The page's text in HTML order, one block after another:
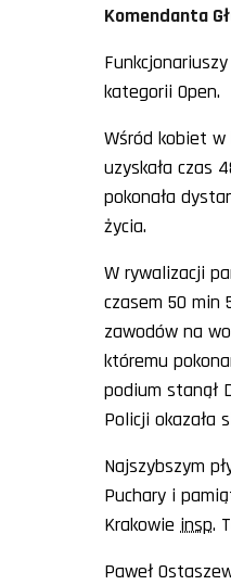
Komendanta
kategorii Open.
Wśród kobiet
uzyskała czas
pokonała
życia.
W rywalizacji
czasem 50 min
zawodów na
któremu
podium stanął
Policji okazała
Najszybszym
Puchary i
Krakowie insp.
Paweł